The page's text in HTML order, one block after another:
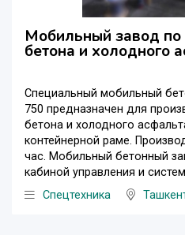
Мобильный завод по
бетона и холодного
Специальный мобильный
750 предназначен для
бетона и холодного
контейнерной раме.
час. Мобильный бетонный
кабиной управления и
Спецтехника